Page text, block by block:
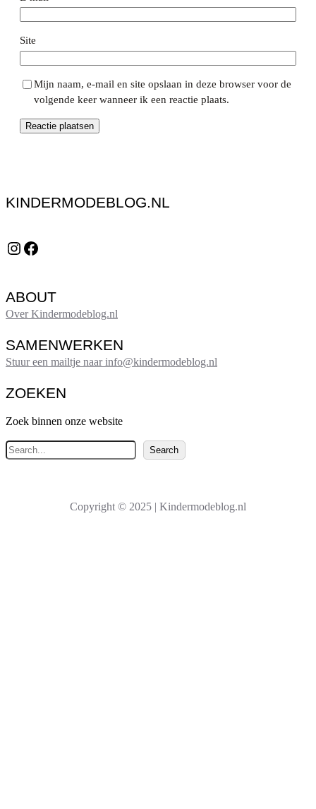
Site
Mijn naam, e-mail en site opslaan in deze browser voor de
volgende keer wanneer ik een reactie plaats.
KINDERMODEBLOG.NL
Instagram Facebook
ABOUT
Over Kindermodeblog.nl
SAMENWERKEN
Stuur een mailtje naar info@kindermodeblog.nl
ZOEKEN
Zoek binnen onze website
Z
o
Search
Copyright © 2025 | Kindermodeblog.nl